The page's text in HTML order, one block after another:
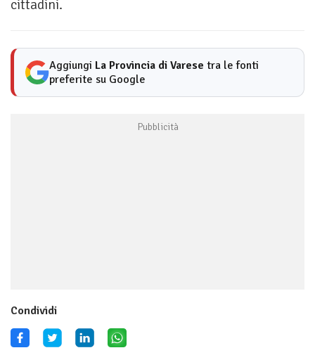
cittadini.
Aggiungi La Provincia di Varese tra le fonti
preferite su Google
Condividi